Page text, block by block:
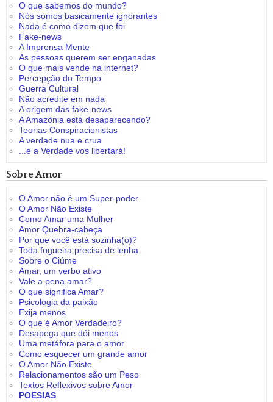
O que sabemos do mundo?
Nós somos basicamente ignorantes
Nada é como dizem que foi
Fake-news
A Imprensa Mente
As pessoas querem ser enganadas
O que mais vende na internet?
Percepção do Tempo
Guerra Cultural
Não acredite em nada
A origem das fake-news
A Amazônia está desaparecendo?
Teorias Conspiracionistas
A verdade nua e crua
...e a Verdade vos libertará!
Sobre Amor
O Amor não é um Super-poder
O Amor Não Existe
Como Amar uma Mulher
Amor Quebra-cabeça
Por que você está sozinha(o)?
Toda fogueira precisa de lenha
Sobre o Ciúme
Amar, um verbo ativo
Vale a pena amar?
O que significa Amar?
Psicologia da paixão
Exija menos
O que é Amor Verdadeiro?
Desapega que dói menos
Uma metáfora para o amor
Como esquecer um grande amor
O Amor Não Existe
Relacionamentos são um Peso
Textos Reflexivos sobre Amor
POESIAS